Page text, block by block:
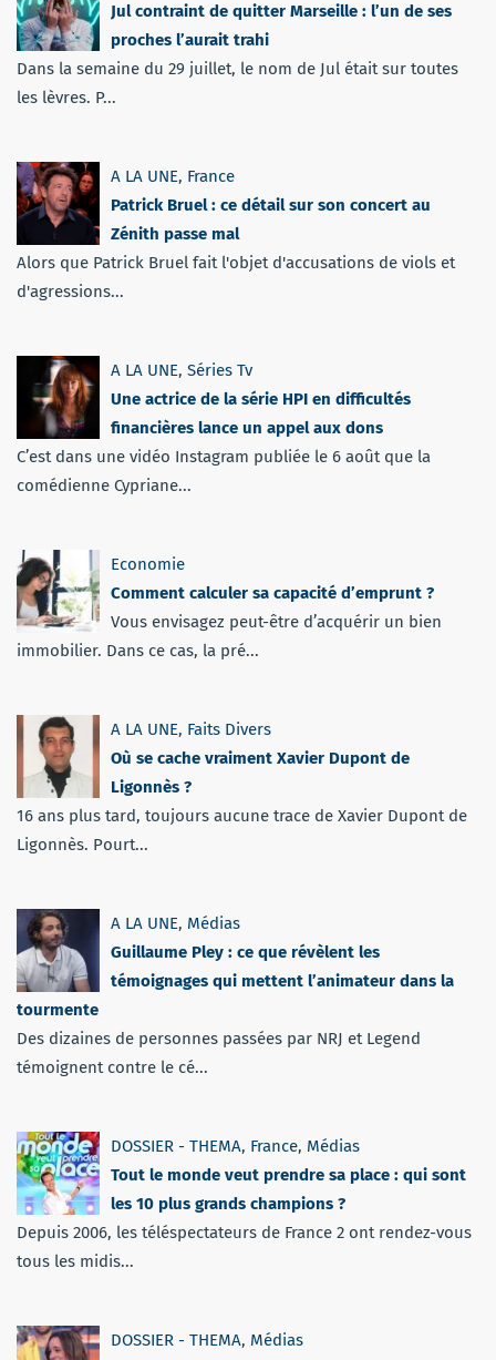
Jul contraint de quitter Marseille : l’un de ses
proches l’aurait trahi
Dans la semaine du 29 juillet, le nom de Jul était sur toutes
les lèvres. P...
A LA UNE, France
Patrick Bruel : ce détail sur son concert au
Zénith passe mal
Alors que Patrick Bruel fait l'objet d'accusations de viols et
d'agressions...
A LA UNE, Séries Tv
Une actrice de la série HPI en difficultés
financières lance un appel aux dons
C’est dans une vidéo Instagram publiée le 6 août que la
comédienne Cypriane...
Economie
Comment calculer sa capacité d’emprunt ?
Vous envisagez peut-être d’acquérir un bien
immobilier. Dans ce cas, la pré...
A LA UNE, Faits Divers
Où se cache vraiment Xavier Dupont de
Ligonnès ?
16 ans plus tard, toujours aucune trace de Xavier Dupont de
Ligonnès. Pourt...
A LA UNE, Médias
Guillaume Pley : ce que révèlent les
témoignages qui mettent l’animateur dans la
tourmente
Des dizaines de personnes passées par NRJ et Legend
témoignent contre le cé...
DOSSIER - THEMA, France, Médias
Tout le monde veut prendre sa place : qui sont
les 10 plus grands champions ?
Depuis 2006, les téléspectateurs de France 2 ont rendez-vous
tous les midis...
DOSSIER - THEMA, Médias